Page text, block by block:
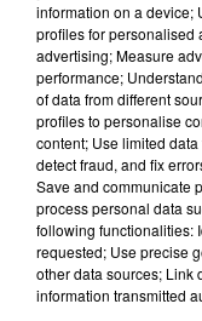
Musique
7
information on a device;
profiles for personalised
advertising; Measure
performance;
of data from different
profiles to personalise
content; Use limited
detect fraud, and fix
Save and communicate
process personal data
following functionalities:
requested; Use precise
other data sources; Link
information transmitted